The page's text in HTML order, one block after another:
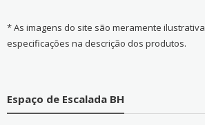
* As imagens do site são meramente
especificações na descrição dos produtos.
Espaço de Escalada BH